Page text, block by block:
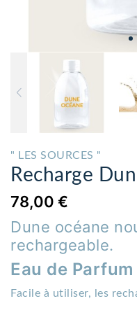
" LES SOURCES "
Recharge
78,00 €
Dune océane
rechargeable.
Eau de Parfum
Facile à utiliser, les